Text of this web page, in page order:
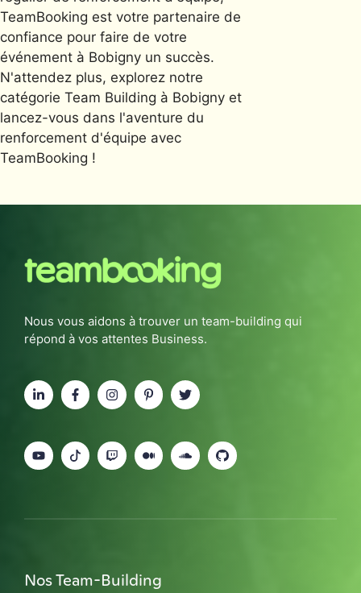
TeamBooking est votre partenaire de
confiance pour faire de votre
événement à Bobigny un succès.
N'attendez plus, explorez notre
catégorie Team Building à Bobigny et
lancez-vous dans l'aventure du
renforcement d'équipe avec
TeamBooking !
Nous vous aidons à trouver un team-building qui
répond à vos attentes Business.
Nos Team-Building